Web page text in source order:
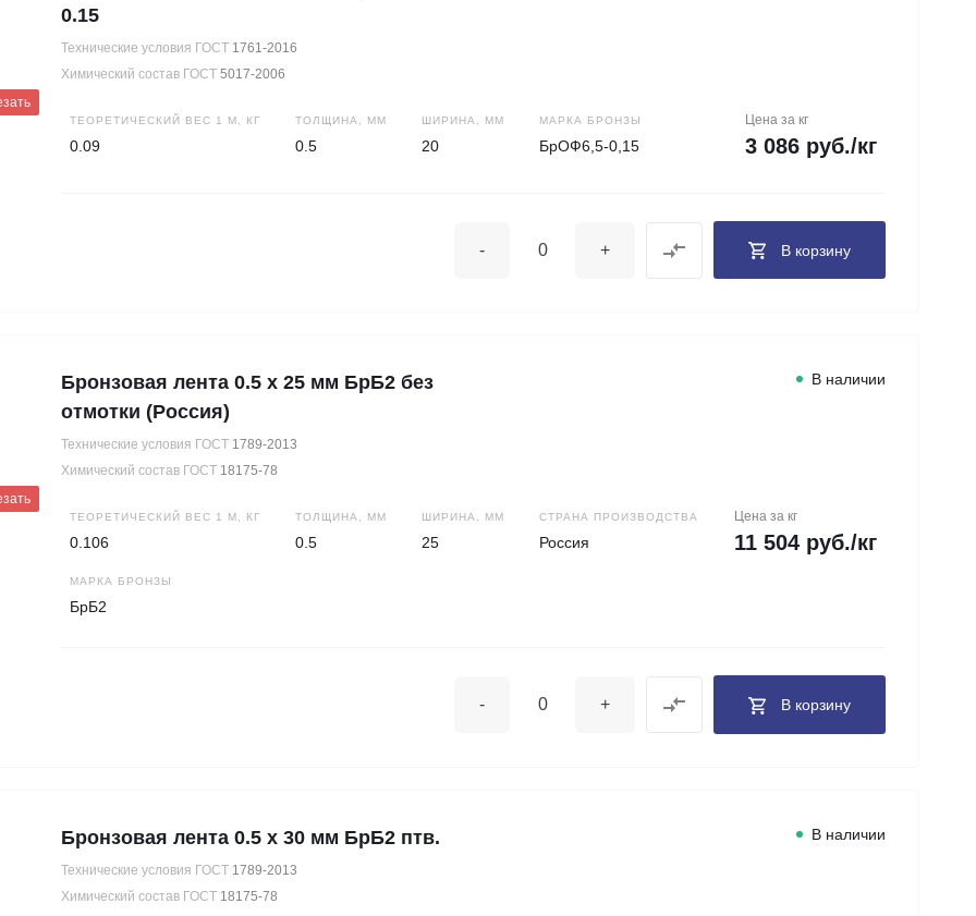
0.15
Технические условия ГОСТ 1761-2016
Химический состав ГОСТ 5017-2006
ТЕОРЕТИЧЕСКИЙ ВЕС 1 М, КГ
0.09
ТОЛЩИНА, ММ
0.5
ШИРИНА, ММ
20
МАРКА БРОНЗЫ
БрОФ6,5-0,15
Цена за кг
3 086 руб./кг
- + В корзину
Бронзовая лента 0.5 х 25 мм БрБ2 без
отмотки (Россия)
Технические условия ГОСТ 1789-2013
Химический состав ГОСТ 18175-78
В наличии
ТЕОРЕТИЧЕСКИЙ ВЕС 1 М, КГ
0.106
ТОЛЩИНА, ММ
0.5
ШИРИНА, ММ
25
СТРАНА ПРОИЗВОДСТВА
Россия
МАРКА БРОНЗЫ
БрБ2
Цена за кг
11 504 руб./кг
- + В корзину
Бронзовая лента 0.5 х 30 мм БрБ2 птв.
Технические условия ГОСТ 1789-2013
Химический состав ГОСТ 18175-78
В наличии